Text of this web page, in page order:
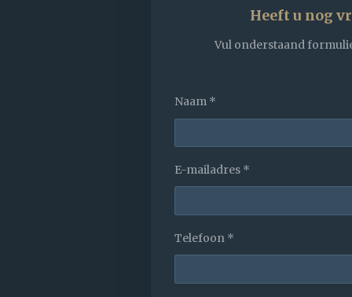
Heeft u nog
Vul onderstaand
Naam *
E-mailadres *
Telefoon *